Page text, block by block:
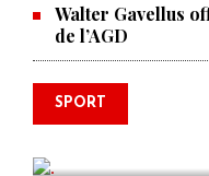
Walter Gavellus
de l’AGD
SPORT
Le père de la
Lionel Messi